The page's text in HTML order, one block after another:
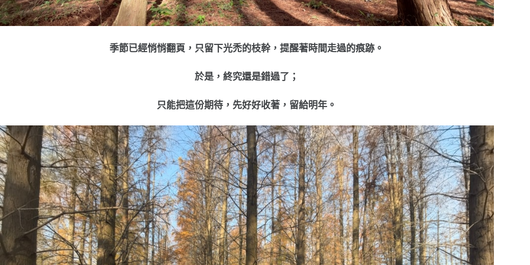
季節已經悄悄翻頁，只留下光禿的枝幹，提醒著時間走過的痕跡。
於是，終究還是錯過了；
只能把這份期待，先好好收著，留給明年。